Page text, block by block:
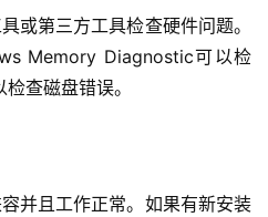
或第三方工具检查硬件问题。
Memory Diagnostic可以检
查磁盘错误。
并且工作正常。如果有新安装